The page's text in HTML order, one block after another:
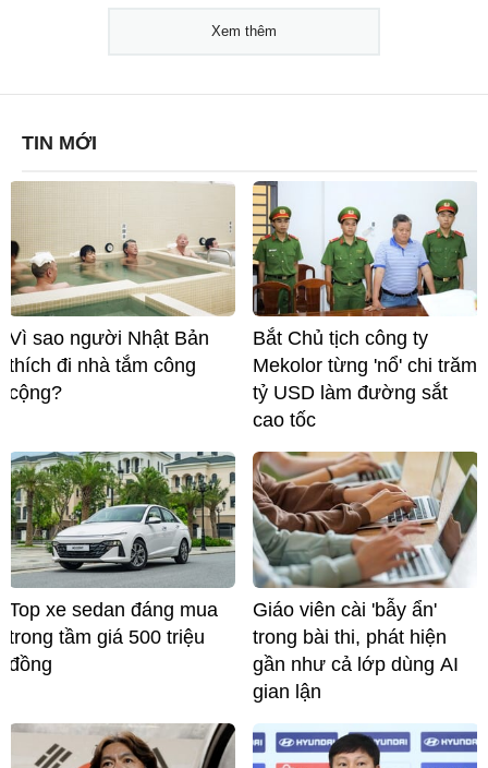
Xem thêm
TIN MỚI
Vì sao người Nhật Bản
thích đi nhà tắm công
cộng?
Bắt Chủ tịch công ty
Mekolor từng 'nổ' chi trăm
tỷ USD làm đường sắt
cao tốc
Top xe sedan đáng mua
trong tầm giá 500 triệu
đồng
Giáo viên cài 'bẫy ẩn'
trong bài thi, phát hiện
gần như cả lớp dùng AI
gian lận